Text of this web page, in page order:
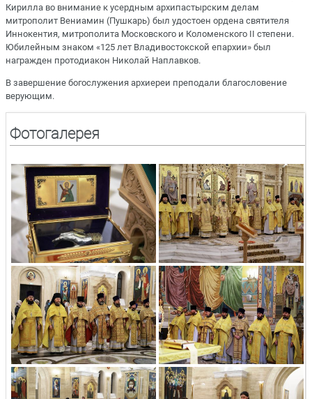
Кирилла во внимание к усердным архипастырским делам
митрополит Вениамин (Пушкарь) был удостоен ордена святителя
Иннокентия, митрополита Московского и Коломенского II степени.
Юбилейным знаком «125 лет Владивостокской епархии» был
награжден протодиакон Николай Наплавков.
В завершение богослужения архиереи преподали благословение
верующим.
Фотогалерея